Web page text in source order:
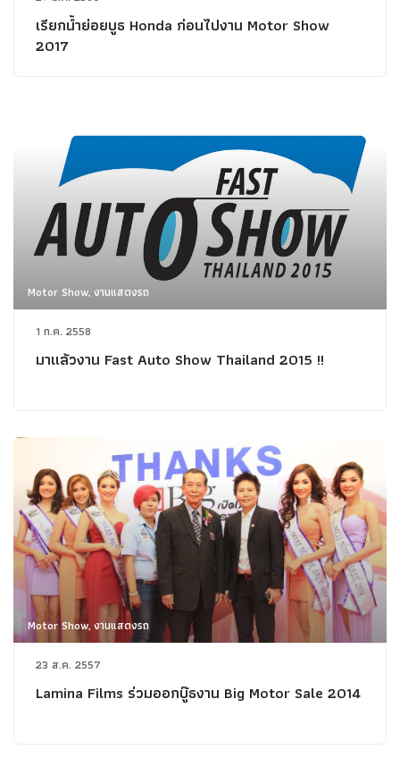
เรียกน้ำย่อยบูธ Honda ก่อนไปงาน Motor Show
2017
Motor Show, งานแสดงรถ
1 ก.ค. 2558
มาแล้วงาน Fast Auto Show Thailand 2015 !!
Motor Show, งานแสดงรถ
23 ส.ค. 2557
Lamina Films ร่วมออกบู๊ธงาน Big Motor Sale 2014